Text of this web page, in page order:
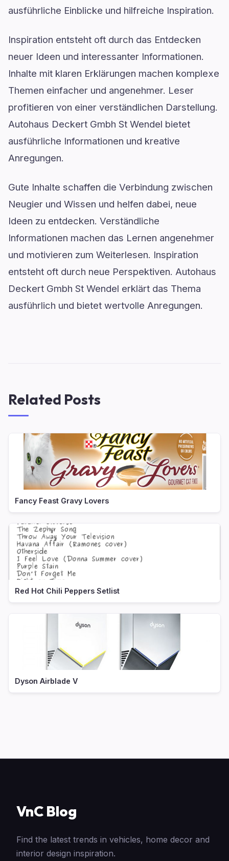
ausführliche Einblicke und hilfreiche Inspiration.
Inspiration entsteht oft durch das Entdecken
neuer Ideen und interessanter Informationen.
Inhalte mit klaren Erklärungen machen komplexe
Themen einfacher und angenehmer. Leser
profitieren von einer verständlichen Darstellung.
Autohaus Deckert Gmbh St Wendel bietet
ausführliche Informationen und kreative
Anregungen.
Gute Inhalte schaffen die Verbindung zwischen
Neugier und Wissen und helfen dabei, neue
Ideen zu entdecken. Verständliche
Informationen machen das Lernen angenehmer
und motivieren zum Weiterlesen. Inspiration
entsteht oft durch neue Perspektiven. Autohaus
Deckert Gmbh St Wendel erklärt das Thema
ausführlich und bietet wertvolle Anregungen.
Related Posts
Fancy Feast Gravy Lovers
Red Hot Chili Peppers Setlist
Dyson Airblade V
VnC Blog
Find the latest trends in vehicles, home decor and
interior design inspiration.